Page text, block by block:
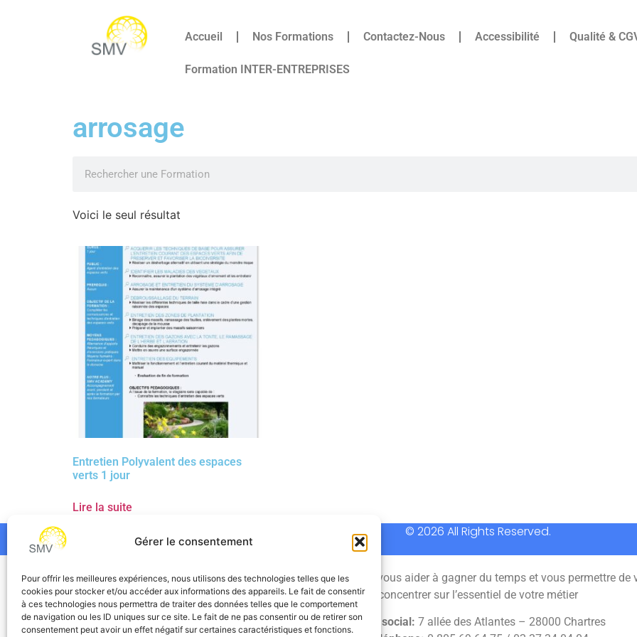
Gérer le consentement
Pour offrir les meilleures expériences, nous utilisons des technologies telles que les
cookies pour stocker et/ou accéder aux informations des appareils. Le fait de consentir
à ces technologies nous permettra de traiter des données telles que le comportement
de navigation ou les ID uniques sur ce site. Le fait de ne pas consentir ou de retirer son
consentement peut avoir un effet négatif sur certaines caractéristiques et fonctions.
Accueil Nos Formations Contactez-Nous Accessibilité Qualité &
Formation INTER-ENTREPRISES
arrosage
Voici le seul résultat
Entretien Polyvalent des espaces
verts 1 jour
Lire la suite
© 2026 All Rights Reserved.
SMV permet de vous aider à gagner du temps et vous permettre de
concentrer sur l’essentiel de votre métier
Siège social: 7 allée des Atlantes – 28000 Chartres